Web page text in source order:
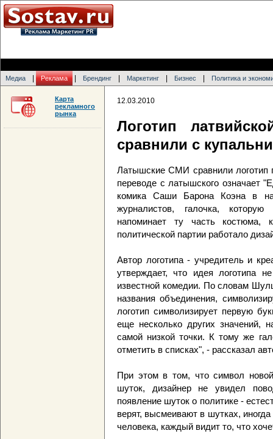
Медиа Реклама Брендинг Маркетинг Бизнес Политика и
12.03.2010
Логотип
сравнили с
Латышские СМИ сравнили логотип
переводе с латышского означает
комика Саши Барона Коэна в
журналистов, галочка,
напоминает ту часть костюма,
политической партии работало
Автор логотипа - учредитель и
утверждает, что идея логотипа
известной комедии. По словам
названия объединения,
логотип символизирует первую
еще несколько других значений,
самой низкой точки. К тому же
отметить в списках", - рассказал
При этом в том, что символ
шуток, дизайнер не увидел
появление шуток о политике -
верят, высмеивают в шутках,
человека, каждый видит то, что
Карта
рекламного
рынка